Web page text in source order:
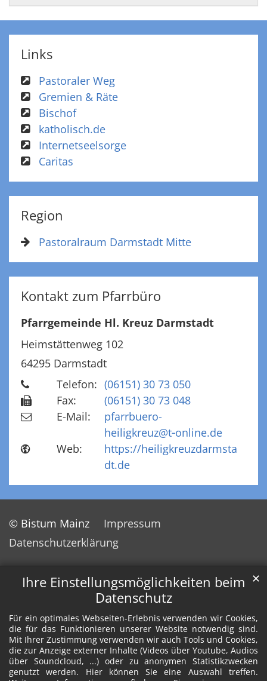
Ihre Einstellungsmöglichkeiten beim
Datenschutz
Für ein optimales Webseiten-Erlebnis verwenden wir Cookies,
die für das Funktionieren unserer Website notwendig sind.
Mit Ihrer Zustimmung verwenden wir auch Tools und Cookies,
die zur Anzeige externer Inhalte (Videos über Youtube, Audios
über Soundcloud, ...) oder zu anonymen Statistikzwecken
genutzt werden. Hier können Sie eine Auswahl treffen.
✕
Links
Pastoraler Weg
Gremien & Räte
Bischof
katholisch.de
Internetseelsorge
Caritas
Region
Pastoralraum Darmstadt Mitte
Kontakt zum Pfarrbüro
Pfarrgemeinde Hl. Kreuz Darmstadt
Heimstättenweg 102
64295 Darmstadt
Telefon: (06151) 30 73 050
Fax:
(06151) 30 73 048
E-Mail:
pfarrbuero-
heiligkreuz@t‑online.de
Web:
https://heiligkreuzdarmsta
dt.de
© Bistum Mainz
Impressum
Datenschutzerklärung